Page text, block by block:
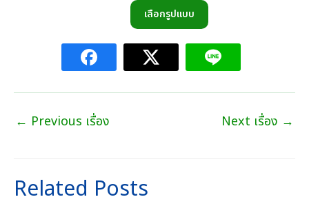
through
720.00
เลือกรูปแบบ
← Previous เรื่อง Next เรื่อง →
Related Posts